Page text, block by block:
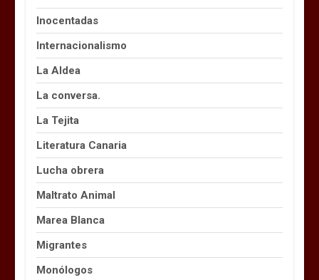
Inocentadas
Internacionalismo
La Aldea
La conversa.
La Tejita
Literatura Canaria
Lucha obrera
Maltrato Animal
Marea Blanca
Migrantes
Monólogos